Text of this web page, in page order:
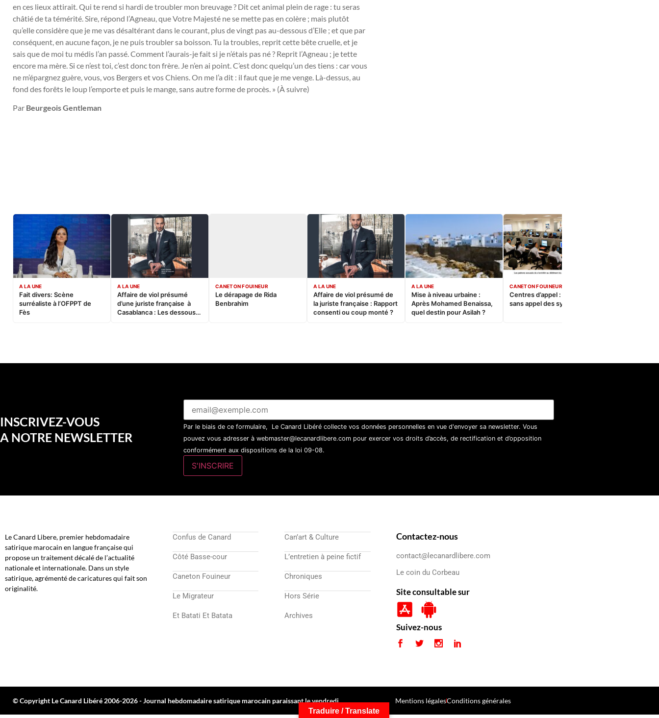
en ces lieux attirait. Qui te rend si hardi de troubler mon breuvage ? Dit cet animal plein de rage : tu seras
châtié de ta témérité. Sire, répond l’Agneau, que Votre Majesté ne se mette pas en colère ; mais plutôt
qu’elle considère que je me vas désaltérant dans le courant, plus de vingt pas au-dessous d’Elle ; et que par
conséquent, en aucune façon, je ne puis troubler sa boisson. Tu la troubles, reprit cette bête cruelle, et je
sais que de moi tu médis l’an passé. Comment l’aurais-je fait si je n’étais pas né ? Reprit l’Agneau ; je tette
encore ma mère. Si ce n’est toi, c’est donc ton frère. Je n’en ai point. C’est donc quelqu’un des tiens : car vous
ne m’épargnez guère, vous, vos Bergers et vos Chiens. On me l’a dit : il faut que je me venge. Là-dessus, au
fond des forêts le loup l’emporte et puis le mange, sans autre forme de procès. » (À suivre)
Par Beurgeois Gentleman
A LA UNE
Fait divers: Scène
surréaliste à l’OFPPT de
Fès
A LA UNE
Affaire de viol présumé
d’une juriste française à
Casablanca : Les dessous
CANETON FOUINEUR
Le dérapage de Rida
Benbrahim
A LA UNE
Affaire de viol présumé de
la juriste française : Rapport
consenti ou coup monté ?
A LA UNE
Mise à niveau urbaine :
Après Mohamed Benaissa,
quel destin pour Asilah ?
CANETON FOUINEUR
Centres d’appel : Le constat
sans appel des syndicats
INSCRIVEZ-VOUS
A NOTRE NEWSLETTER
Par le biais de ce formulaire, Le Canard Libéré collecte vos données personnelles en vue d'envoyer sa newsletter. Vous
pouvez vous adresser à webmaster@lecanardlibere.com pour exercer vos droits d’accès, de rectification et d’opposition
conformément aux dispositions de la loi 09-08.
Le Canard Libere, premier hebdomadaire
satirique marocain en langue française qui
propose un traitement décalé de l’actualité
nationale et internationale. Dans un style
satirique, agrémenté de caricatures qui fait son
originalité.
Confus de Canard
Côté Basse-cour
Caneton Fouineur
Le Migrateur
Et Batati Et Batata
Can’art & Culture
L’entretien à peine fictif
Chroniques
Hors Série
Archives
Contactez-nous
contact@lecanardlibere.com
Le coin du Corbeau
Site consultable sur
Suivez-nous
© Copyright Le Canard Libéré 2006-2026 - Journal hebdomadaire satirique marocain paraissant le vendredi Mentions légalesConditions générales
Traduire / Translate